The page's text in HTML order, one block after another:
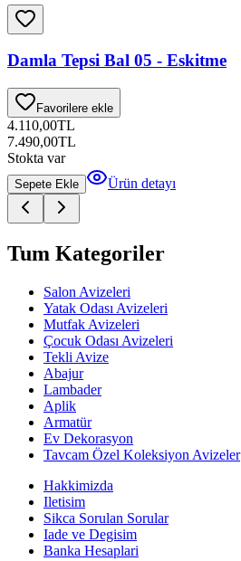
Damla Tepsi Bal 05 - Eskitme
Favorilere ekle
4.110,00TL
7.490,00TL
Stokta var
Sepete Ekle Ürün detayı
Tum Kategoriler
Salon Avizeleri
Yatak Odası Avizeleri
Mutfak Avizeleri
Çocuk Odası Avizeleri
Tekli Avize
Abajur
Lambader
Aplik
Armatür
Ev Dekorasyon
Tavcam Özel Koleksiyon Avizeler
Hakkimizda
Iletisim
Sikca Sorulan Sorular
Iade ve Degisim
Banka Hesaplari